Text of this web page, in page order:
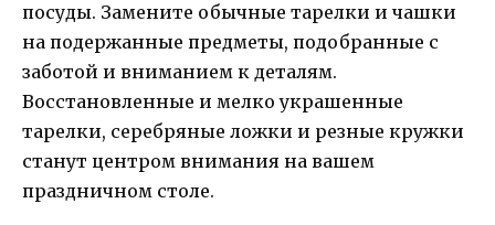
посуды. Замените обычные тарелки и чашки
на подержанные предметы, подобранные с
заботой и вниманием к деталям.
Восстановленные и мелко украшенные
тарелки, серебряные ложки и резные кружки
станут центром внимания на вашем
праздничном столе.